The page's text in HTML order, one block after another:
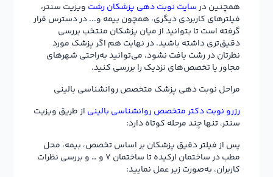
همچنین درسایت نوبت دهی پزشکان رشت ویزیت سنتر،
فیلترهای کاربردی دیگری، همچون بیمه و... در دسترس قرار
گرفته است تا بتوانید از میان پزشکان منتخب بررسی
دقیق‌تری داشته باشید. در نهایت هم اگر پزشک مورد
نظرتان در رشت یافت نشود، می‌توانید به‌راحتی شهرهای
مجاور یا تخصص‌های نزدیک را بررسی کنید.
مراحل نوبت دهی پزشک متخصص روانشناسی بالینی
رزرو نوبت دکتر متخصص روانشناسی بالینی از طریق ویزیت
سنتر، تنها چند مرحله کوتاه دارد:
پس از فیلتر دقیق پزشکان بر اساس تخصص، بیمه، محل
مطب در ساختمان ارکیده تا ساختمان 7 و … و بررسی نظرات
کاربران، به‌صورت زیر عمل نمایید: